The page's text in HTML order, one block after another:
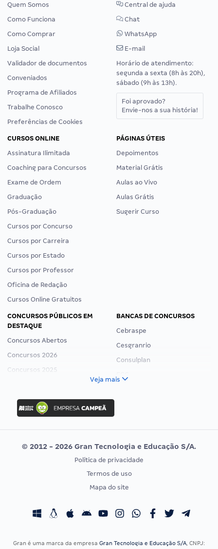
Quem Somos
Como Funciona
Como Comprar
Loja Social
Validador de documentos
Conveniados
Programa de Afiliados
Trabalhe Conosco
Preferências de Cookies
Central de ajuda
Chat
WhatsApp
E-mail
Horário de atendimento:
segunda a sexta (8h às 20h),
sábado (9h às 13h).
Foi aprovado?
Envie-nos a sua história!
CURSOS ONLINE
Assinatura Ilimitada
Coaching para Concursos
Exame de Ordem
Graduação
Pós-Graduação
Cursos por Concurso
Cursos por Carreira
Cursos por Estado
Cursos por Professor
Oficina de Redação
Cursos Online Gratuitos
PÁGINAS ÚTEIS
Depoimentos
Material Grátis
Aulas ao Vivo
Aulas Grátis
Sugerir Curso
CONCURSOS PÚBLICOS EM
DESTAQUE
Concursos Abertos
Concursos 2026
Concursos 2025
Concurso Nacional Unificado
Concurso Ibama
Concurso MPU
Editais publicados
BANCAS DE CONCURSOS
Cebraspe
Cesgranrio
Consulplan
Vunesp
CONCURSOS POR PROFISSÃO
Concursos Fiscais
EXAME DE ORDEM
Calendário OAB
Veja mais
© 2012 - 2026 Gran Tecnologia e Educação S/A.
Política de privacidade
Termos de uso
Mapa do site
Gran é uma marca da empresa Gran Tecnologia e Educação S/A, CNPJ: